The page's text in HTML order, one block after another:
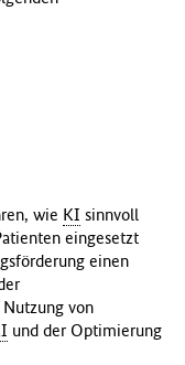
wie KI sinnvoll
eingesetzt
einen
von
und der Optimierung